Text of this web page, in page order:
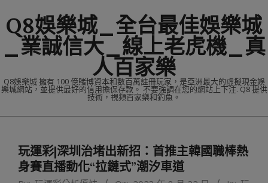
to
content
Q8娛樂城_全台最佳娛樂城
_業誠信大_線上老虎機_真
人百家樂
Q8娛樂城 擁有 100 億賭博資本和數百萬註冊玩家，是亞洲最大的虛擬現金娛
樂城網站，並提供最好的信用擔保存款。 不要強調在您的網站上下注. Q8 提供
技術，視頻百家樂和釣魚。
Menu玩運彩|深圳治堵出新招：首推主韓國職棒熱
身賽直播動化“拉鏈式”潮汐車道